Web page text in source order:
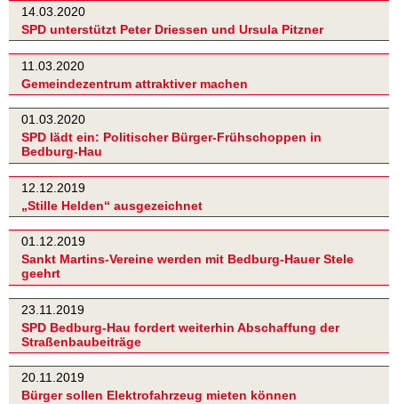
14.03.2020
SPD unterstützt Peter Driessen und Ursula Pitzner
11.03.2020
Gemeindezentrum attraktiver machen
01.03.2020
SPD lädt ein: Politischer Bürger-Frühschoppen in
Bedburg-Hau
12.12.2019
„Stille Helden“ ausgezeichnet
01.12.2019
Sankt Martins-Vereine werden mit Bedburg-Hauer Stele
geehrt
23.11.2019
SPD Bedburg-Hau fordert weiterhin Abschaffung der
Straßenbaubeiträge
20.11.2019
Bürger sollen Elektrofahrzeug mieten können